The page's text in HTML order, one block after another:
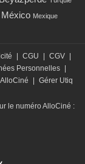
Mexique
CGU CGV
Personnelles
Gérer Utiq
le numéro AlloCiné :